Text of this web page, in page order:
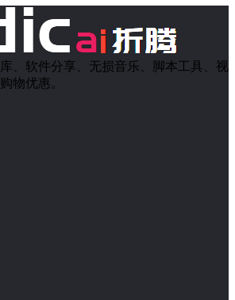
、软件分享、无损音乐、脚本工具、视
物优惠。